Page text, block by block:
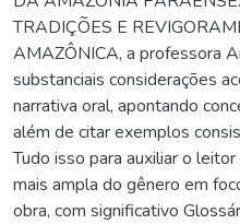
TRADIÇÕES E
AMAZÔNICA, a professora
substanciais considerações
narrativa oral, apontando
além de citar exemplos
Tudo isso para auxiliar o
mais ampla do gênero em
obra, com significativo